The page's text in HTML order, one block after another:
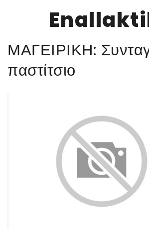
ΕΝΑΛΛΑΚΤΙΚΑ
ΜΑΓΕΙΡΙΚΗ:
παστίτσιο